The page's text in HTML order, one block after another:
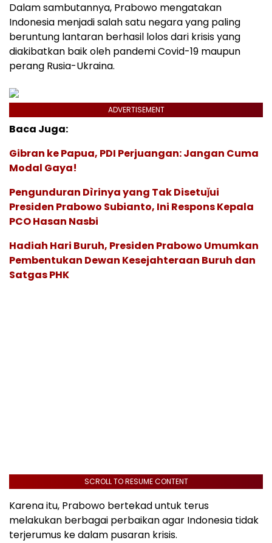
Dalam sambutannya, Prabowo mengatakan
Indonesia menjadi salah satu negara yang paling
beruntung lantaran berhasil lolos dari krisis yang
diakibatkan baik oleh pandemi Covid-19 maupun
perang Rusia-Ukraina.
ADVERTISEMENT
Baca Juga:
Gibran ke Papua, PDI Perjuangan: Jangan Cuma
Modal Gaya!
Pengunduran Dìrinya yang Tak Disetuǰui
Presiden Prabowo Subianto, Ini Respons Kepala
PCO Hasan Nasbi
Hadiah Hari Buruh, Presiden Prabowo Umumkan
Pembentukan Dewan Kesejahteraan Buruh dan
Satgas PHK
SCROLL TO RESUME CONTENT
Karena itu, Prabowo bertekad untuk terus
melakukan berbagai perbaikan agar Indonesia tidak
terjerumus ke dalam pusaran krisis.